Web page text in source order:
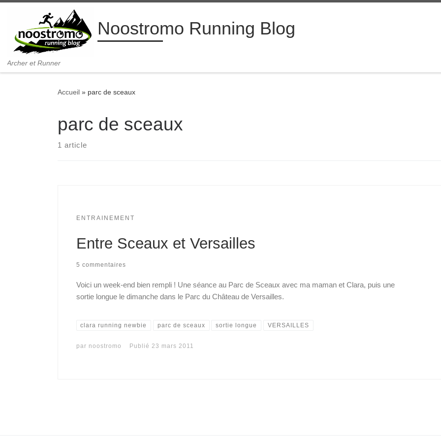
Passer au contenu
Noostromo Running Blog
Archer et Runner
Accueil » parc de sceaux
parc de sceaux
1 article
ENTRAINEMENT
Entre Sceaux et Versailles
5 commentaires
Voici un week-end bien rempli ! Une séance au Parc de Sceaux avec ma maman et Clara, puis une
sortie longue le dimanche dans le Parc du Château de Versailles.
clara running newbie parc de sceaux sortie longue VERSAILLES
par noostromo Publié 23 mars 2011